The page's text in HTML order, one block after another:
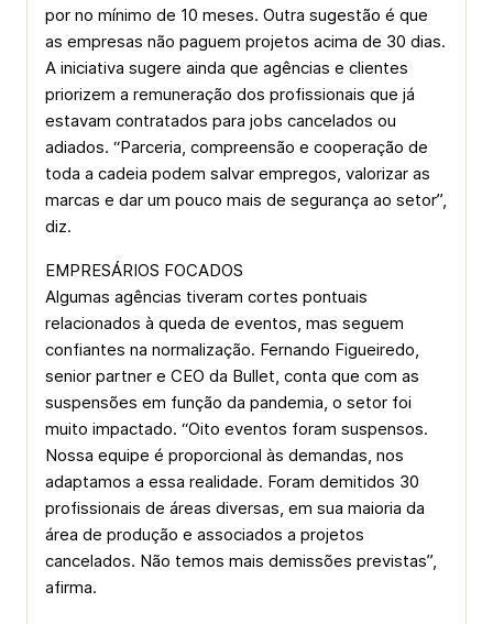
por no mínimo de 10 meses. Outra sugestão é que
as empresas não paguem projetos acima de 30 dias.
A iniciativa sugere ainda que agências e clientes
priorizem a remuneração dos profissionais que já
estavam contratados para jobs cancelados ou
adiados. “Parceria, compreensão e cooperação de
toda a cadeia podem salvar empregos, valorizar as
marcas e dar um pouco mais de segurança ao setor”,
diz.
EMPRESÁRIOS FOCADOS
Algumas agências tiveram cortes pontuais
relacionados à queda de eventos, mas seguem
confiantes na normalização. Fernando Figueiredo,
senior partner e CEO da Bullet, conta que com as
suspensões em função da pandemia, o setor foi
muito impactado. “Oito eventos foram suspensos.
Nossa equipe é proporcional às demandas, nos
adaptamos a essa realidade. Foram demitidos 30
profissionais de áreas diversas, em sua maioria da
área de produção e associados a projetos
cancelados. Não temos mais demissões previstas”,
afirma.